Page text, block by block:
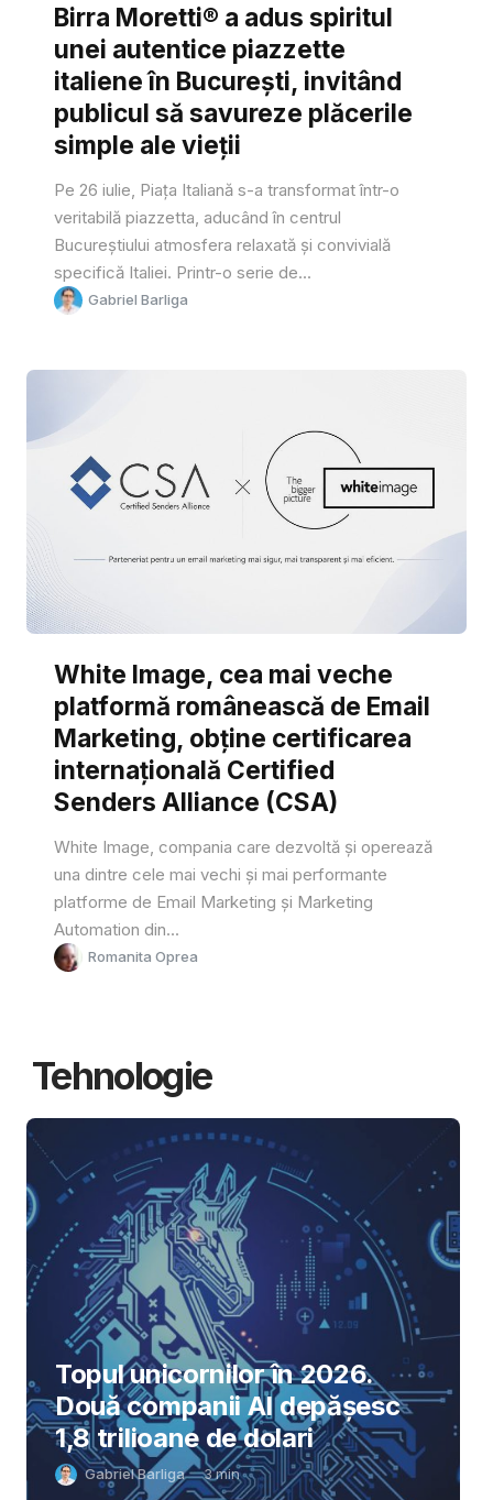
Birra Moretti® a adus spiritul
unei autentice piazzette
italiene în București, invitând
publicul să savureze plăcerile
simple ale vieții
Pe 26 iulie, Piața Italiană s-a transformat într-o
veritabilă piazzetta, aducând în centrul
Bucureștiului atmosfera relaxată și convivială
specifică Italiei. Printr-o serie de...
Gabriel Barliga
White Image, cea mai veche
platformă românească de Email
Marketing, obține certificarea
internațională Certified
Senders Alliance (CSA)
White Image, compania care dezvoltă și operează
una dintre cele mai vechi și mai performante
platforme de Email Marketing și Marketing
Automation din...
Romanita Oprea
Tehnologie
Topul unicornilor în 2026.
Două companii AI depășesc
1,8 trilioane de dolari
Gabriel Barliga 3min